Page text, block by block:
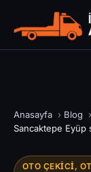
Anasayfa › Blog
›
Sancaktepe Eyüp
OTO ÇEKICI,